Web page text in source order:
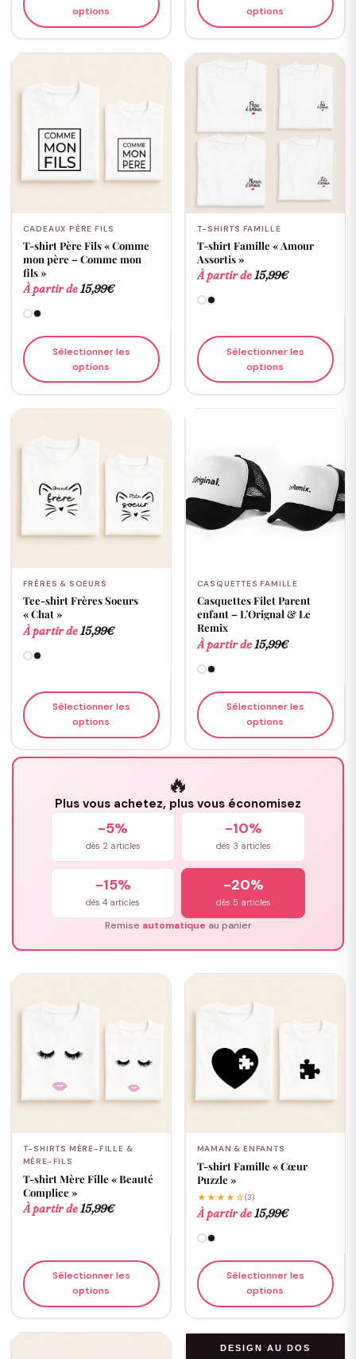
options
options
CADEAUX PÈRE FILS
T-shirt Père Fils « Comme
mon père – Comme mon
fils »
À partir de15,99€
Sélectionner les
options
T-SHIRTS FAMILLE
T-shirt Famille « Amour
Assortis »
À partir de15,99€
Sélectionner les
options
FRÈRES & SOEURS
Tee-shirt Frères Soeurs
« Chat »
À partir de15,99€
Sélectionner les
options
CASQUETTES FAMILLE
Casquettes Filet Parent
enfant – L’Orignal & Le
Remix
À partir de15,99€
Sélectionner les
options
🔥
Plus vous achetez, plus vous économisez
-5%
dès 2 articles
-10%
dès 3 articles
-15%
dès 4 articles
-20%
dès 5 articles
Remise automatique au panier
T-SHIRTS MÈRE-FILLE &
MÈRE-FILS
T-shirt Mère Fille « Beauté
Complice »
À partir de15,99€
Sélectionner les
options
MAMAN & ENFANTS
T-shirt Famille « Cœur
Puzzle »
★★★★☆(3)
À partir de15,99€
Sélectionner les
options
DESIGN AU DOS